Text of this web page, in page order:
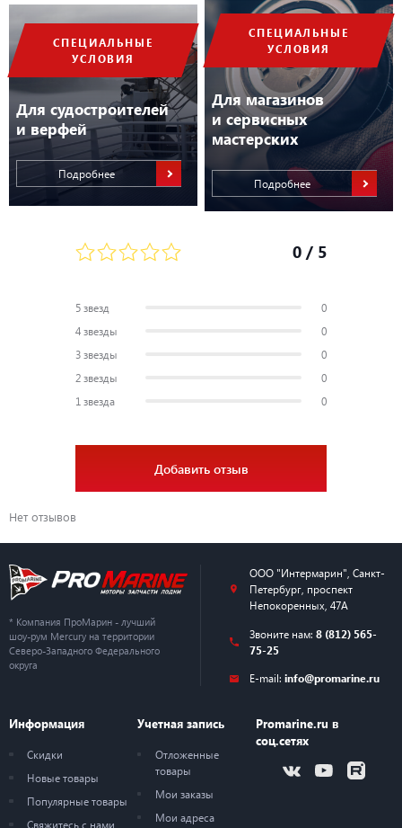
СПЕЦИАЛЬНЫЕ
УСЛОВИЯ
Для судостроителей
и верфей
Подробнее
СПЕЦИАЛЬНЫЕ
УСЛОВИЯ
Для магазинов
и сервисных
мастерских
Подробнее
0 / 5
5 звезд
0
4 звезды
0
3 звезды
0
2 звезды
0
1 звезда
0
Добавить отзыв
Нет отзывов
* Компания ПроМарин - лучший
шоу-рум Mercury на территории
Северо-Западного Федерального
округа
ООО "Интермарин" Санкт-
Петербург, проспект
Непокоренных, 47А
Звоните нам: 8 (812) 565-
75-25
E-mail: info@promarine.ru
Информация
Скидки
Новые товары
Популярные товары
Свяжитесь с нами
Учетная запись
Отложенные
товары
Мои заказы
Мои адреса
Promarine.ru в
соц.сетях